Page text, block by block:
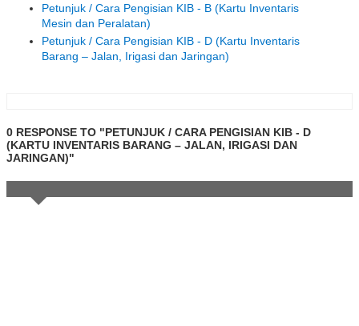
Petunjuk / Cara Pengisian KIB - B (Kartu Inventaris
Mesin dan Peralatan)
Petunjuk / Cara Pengisian KIB - D (Kartu Inventaris
Barang – Jalan, Irigasi dan Jaringan)
0 RESPONSE TO "PETUNJUK / CARA PENGISIAN KIB - D
(KARTU INVENTARIS BARANG – JALAN, IRIGASI DAN
JARINGAN)"